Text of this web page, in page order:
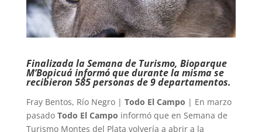
Finalizada la Semana de Turismo, Bioparque
M’Bopicuá informó que durante la misma se
recibieron 585 personas de 9 departamentos.
Fray Bentos, Río Negro | Todo El Campo | En marzo
pasado Todo El Campo informó que en Semana de
Turismo Montes del Plata volvería a abrir a la